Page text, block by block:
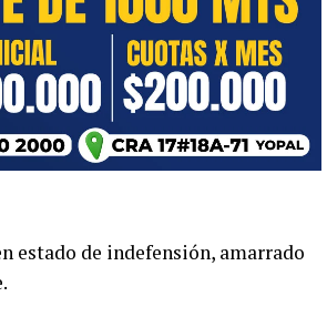
estado de indefensión, amarrado